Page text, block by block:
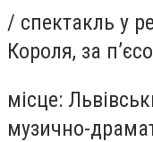
/ спектакль у
Короля, за
місце:
музично-